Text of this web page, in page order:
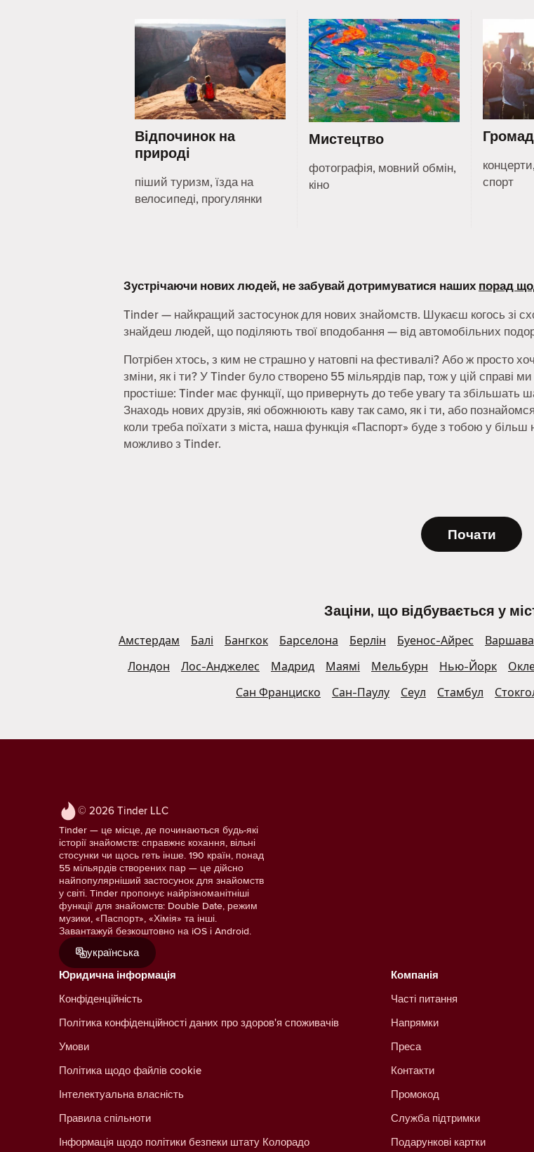
Відпочинок на
природі
піший туризм, їзда на
велосипеді, прогулянки
Мистецтво
фотографія, мовний обмін,
кіно
спорт
Зустрічаючи нових людей, не забувай дотримуватися нашихпорад
Tinder — найкращий застосунок для нових знайомств. Шукаєш когось зі
знайдеш людей, що поділяють твої вподобання — від автомобільних
Потрібен хтось, з ким не страшно у натовпі на фестивалі? Або ж просто
зміни, як і ти? У Tinder було створено 55 мільярдів пар, тож у цій справі
простіше: Tinder має функції, що привернуть до тебе увагу та
Знаходь нових друзів, які обожнюють каву так само, як і ти, або
коли треба поїхати з міста, наша функція «Паспорт» буде з тобою у
можливо з Tinder.
Почати
Заціни, що відбувається у
Амстердам Балі Бангкок Барселона Берлін Буенос-Айрес Варшава
Лондон
Лос-Анджелес Мадрид Маямі Мельбурн Нью-Йорк
Сан Франциско
Сан-Паулу Сеул Стамбул
© 2026 Tinder LLC
Tinder — це місце, де починаються будь-які
історії знайомств: справжнє кохання, вільні
стосунки чи щось геть інше. 190 країн, понад
55 мільярдів створених пар — це дійсно
найпопулярніший застосунок для знайомств
у світі. Tinder пропонує найрізноманітніші
функції для знайомств: Double Date, режим
музики, «Паспорт», «Хімія» та інші.
Завантажуй безкоштовно на iOS і Android.
українська
Юридична інформація
Конфіденційність
Політика конфіденційності даних про здоров'я споживачів
Умови
Політика щодо файлів cookie
Інтелектуальна власність
Правила спільноти
Інформація щодо політики безпеки штату Колорадо
Компанія
Часті питання
Напрямки
Преса
Контакти
Промокод
Служба підтримки
Подарункові картки